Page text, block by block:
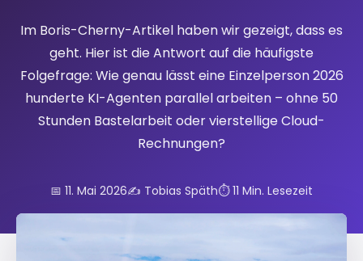
Im Boris-Cherny-Artikel haben wir gezeigt, dass es
geht. Hier ist die Antwort auf die häufigste
Folgefrage: Wie genau lässt eine Einzelperson 2026
hunderte KI-Agenten parallel arbeiten – ohne 50
Stunden Bastelarbeit oder vierstellige Cloud-
Rechnungen?
📅 11. Mai 2026✍️ Tobias Späth⏱️ 11 Min. Lesezeit